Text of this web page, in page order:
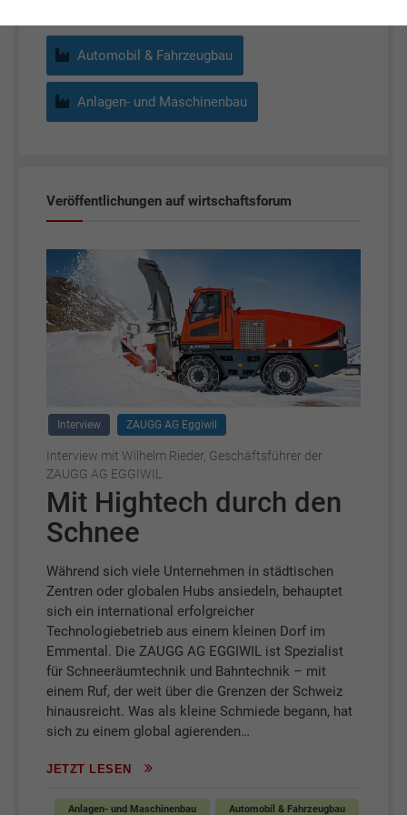
Automobil & Fahrzeugbau
Anlagen- und Maschinenbau
Veröffentlichungen auf wirtschaftsforum
Interview ZAUGG AG Eggiwil
Interview mit Wilhelm Rieder, Geschäftsführer der
ZAUGG AG EGGIWIL
Mit Hightech durch den
Schnee
Während sich viele Unternehmen in städtischen
Zentren oder globalen Hubs ansiedeln, behauptet
sich ein international erfolgreicher
Technologiebetrieb aus einem kleinen Dorf im
Emmental. Die ZAUGG AG EGGIWIL ist Spezialist
für Schneeräumtechnik und Bahntechnik – mit
einem Ruf, der weit über die Grenzen der Schweiz
hinausreicht. Was als kleine Schmiede begann, hat
sich zu einem global agierenden…
JETZT LESEN
Anlagen- und Maschinenbau Automobil & Fahrzeugbau